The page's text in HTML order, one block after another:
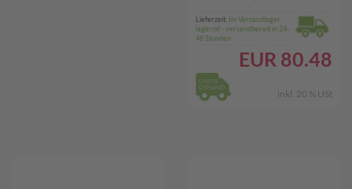
Lieferzeit: Im Versandlager
lagernd - versandbereit in 24-
48 Stunden
EUR 80.48
inkl. 20 % USt